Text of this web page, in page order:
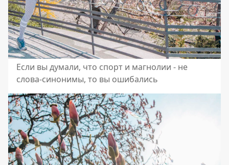
Если вы думали, что спорт и магнолии - не
слова-синонимы, то вы ошибались